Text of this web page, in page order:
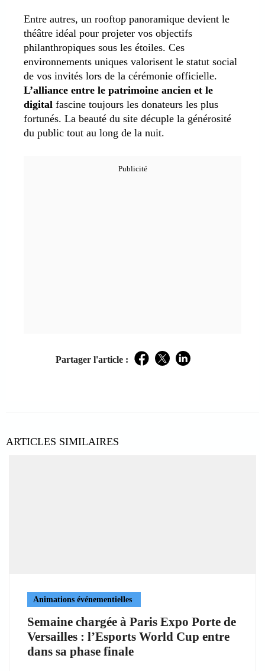
Entre autres, un rooftop panoramique devient le
théâtre idéal pour projeter vos objectifs
philanthropiques sous les étoiles. Ces
environnements uniques valorisent le statut social
de vos invités lors de la cérémonie officielle.
L’alliance entre le patrimoine ancien et le
digital fascine toujours les donateurs les plus
fortunés. La beauté du site décuple la générosité
du public tout au long de la nuit.
Partager l'article : Facebook
TwitterLinkedIn
ARTICLES SIMILAIRES
Animations événementielles
Semaine chargée à Paris Expo Porte de
Versailles : l’Esports World Cup entre
dans sa phase finale